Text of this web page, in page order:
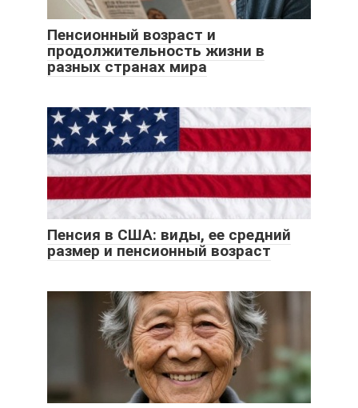
Пенсионный возраст и
продолжительность жизни в
разных странах мира
Пенсия в США: виды, ее средний
размер и пенсионный возраст